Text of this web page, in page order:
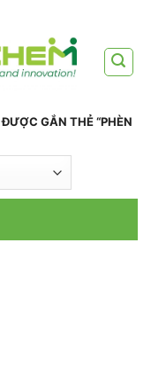
GẮN THẺ “PHÈN